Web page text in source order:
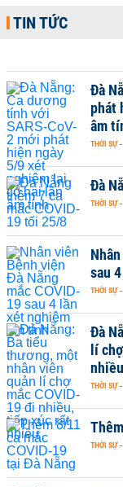
TIN TỨC
Đà
phát
âm
THỜI SỰ -
Đà
THỜI SỰ -
sau
THỜI SỰ -
Đà
lí
nhiều
THỜI SỰ -
THỜI SỰ -